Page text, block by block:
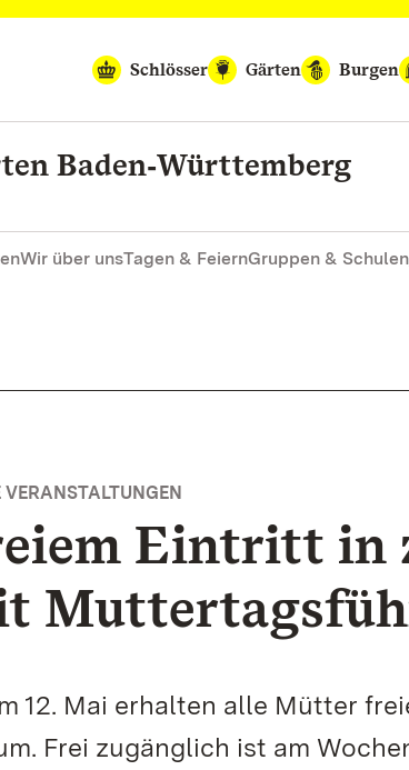
Schlösser
Gärten Burgen
Baden‑Württemberg
Wir über unsTagen & FeiernGruppen & Schulen
Eintritt in
12. Mai erhalten alle Mütter
Frei zugänglich ist am